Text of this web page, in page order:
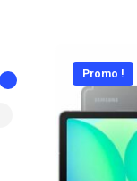
Promo !